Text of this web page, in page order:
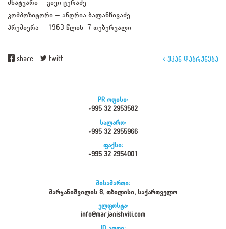
მხატვარი – გივი ცერაძე
კომპოზიტორი – ანდრია ბალანჩივაძე
პრემიერა – 1963 წლის 7 თებერვალი
share twitt უკან დაბრუნება
PR ოფისი:
+995 32 2953582
სალარო:
+995 32 2955966
ფაქსი:
+995 32 2954001
მისამართი:
მარჯანიშვილის 8, თბილისი, საქართველო
ელფოსტა:
info@marjanishvili.com